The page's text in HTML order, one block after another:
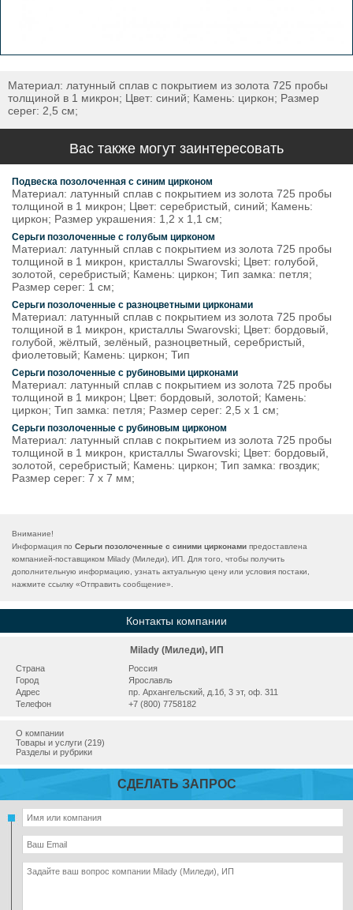
Материал: латунный сплав с покрытием из золота 725 пробы
толщиной в 1 микрон; Цвет: синий; Камень: циркон; Размер
серег: 2,5 см;
Вас также могут заинтересовать
Подвеска позолоченная с синим цирконом
Материал: латунный сплав с покрытием из золота 725 пробы
толщиной в 1 микрон; Цвет: серебристый, синий; Камень:
циркон; Размер украшения: 1,2 х 1,1 см;
Серьги позолоченные с голубым цирконом
Материал: латунный сплав с покрытием из золота 725 пробы
толщиной в 1 микрон, кристаллы Swarovski; Цвет: голубой,
золотой, серебристый; Камень: циркон; Тип замка: петля;
Размер серег: 1 см;
Серьги позолоченные с разноцветными цирконами
Материал: латунный сплав с покрытием из золота 725 пробы
толщиной в 1 микрон, кристаллы Swarovski; Цвет: бордовый,
голубой, жёлтый, зелёный, разноцветный, серебристый,
фиолетовый; Камень: циркон; Тип
Серьги позолоченные с рубиновыми цирконами
Материал: латунный сплав с покрытием из золота 725 пробы
толщиной в 1 микрон; Цвет: бордовый, золотой; Камень:
циркон; Тип замка: петля; Размер серег: 2,5 x 1 см;
Серьги позолоченные с рубиновым цирконом
Материал: латунный сплав с покрытием из золота 725 пробы
толщиной в 1 микрон, кристаллы Swarovski; Цвет: бордовый,
золотой, серебристый; Камень: циркон; Тип замка: гвоздик;
Размер серег: 7 x 7 мм;
Внимание!
Информация по Серьги позолоченные с синими цирконами предоставлена
компанией-поставщиком Milady (Миледи), ИП. Для того, чтобы получить
дополнительную информацию, узнать актуальную цену или условия постаки,
нажмите ссылку «Отправить сообщение».
Контакты компании
Milady (Миледи), ИП
Страна
Россия
Город
Ярославль
Адрес
пр. Архангельский, д.1б, 3 эт, оф. 311
Телефон
+7 (800) 7758182
О компании
Товары и услуги (219)
Разделы и рубрики
СДЕЛАТЬ ЗАПРОС